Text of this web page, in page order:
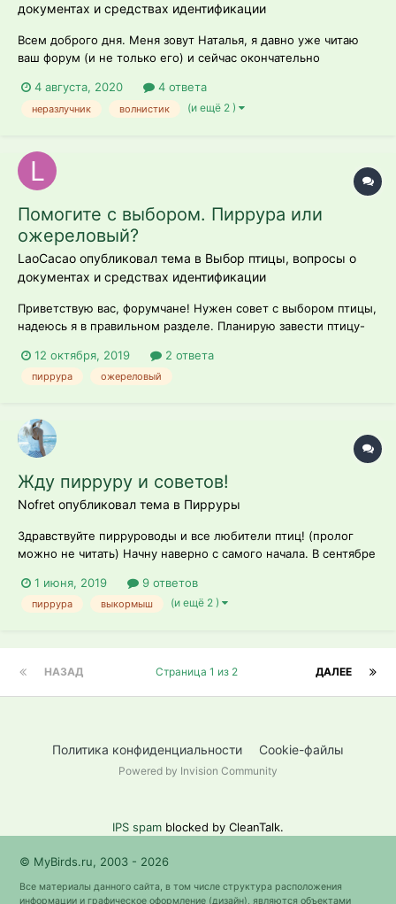
документах и средствах идентификации
Всем доброго дня. Меня зовут Наталья, я давно уже читаю
ваш форум (и не только его) и сейчас окончательно
волнистик, он появился 10 лет назад, он был первым
питомцем в нашей семье, потом чрз месяц мы купили ему
4 августа, 2020 4 ответа
неразлучник волнистик (и ещё 2 )
Помогите с выбором. Пиррура или
ожереловый?
LaoCacao опубликовал тема в Выбор птицы, вопросы о
документах и средствах идентификации
Приветствую вас, форумчане! Нужен совет с выбором птицы,
надеюсь я в правильном разделе. Планирую завести птицу-
ладошки, ему было интересно совместное
времяпрепровождение а также был обучаем различным
12 октября, 2019 2 ответа
пиррура ожереловый
Жду пирруру и советов!
Nofret опубликовал тема в Пирруры
Здравствуйте пирруроводы и все любители птиц! (пролог
можно не читать) Начну наверно с самого начала. В сентябре
пришла подстреленная и истощенная сорока. Мы сами не
зная чем всё это обернется, подобрали птицу. С старой
1 июня, 2019 9 ответов
пиррура выкормыш (и ещё 2 )
НАЗАД ДАЛЕЕ
Страница 1 из 2
Политика конфиденциальности Cookie-файлы
Powered by Invision Community
IPS spam blocked by CleanTalk.
© MyBirds.ru, 2003 - 2026
Все материалы данного сайта, в том числе структура расположения
информации и графическое оформление (дизайн), являются объектами